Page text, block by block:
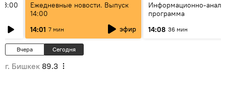
Ежедневные новости. Выпуск
14:00
14:01 7 мин эфир
Информационно-
программа
14:08 36 мин
Вчера Сегодня
г. Бишкек 89.3